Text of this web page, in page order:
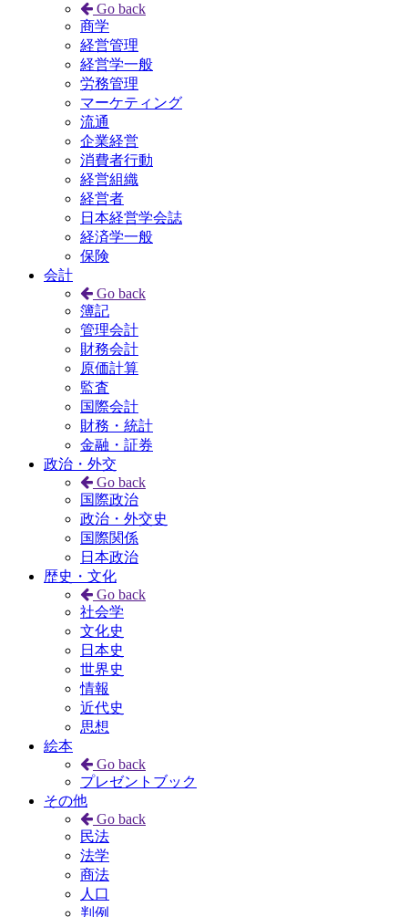
Go back
商学
経営管理
経営学一般
労務管理
マーケティング
流通
企業経営
消費者行動
経営組織
経営者
日本経営学会誌
経済学一般
保険
会計
Go back
簿記
管理会計
財務会計
原価計算
監査
国際会計
財務・統計
金融・証券
政治・外交
Go back
国際政治
政治・外交史
国際関係
日本政治
歴史・文化
Go back
社会学
文化史
日本史
世界史
情報
近代史
思想
絵本
Go back
プレゼントブック
その他
Go back
民法
法学
商法
人口
判例